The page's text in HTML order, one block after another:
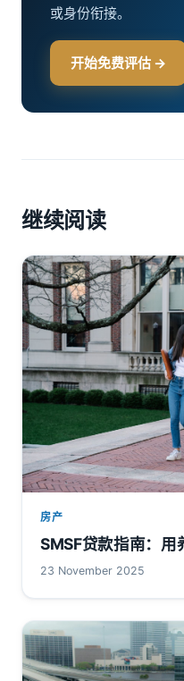
或身份衔接。
开始免费评估 →
继续阅读
房产
SMSF贷款指南：用
23 November 2025